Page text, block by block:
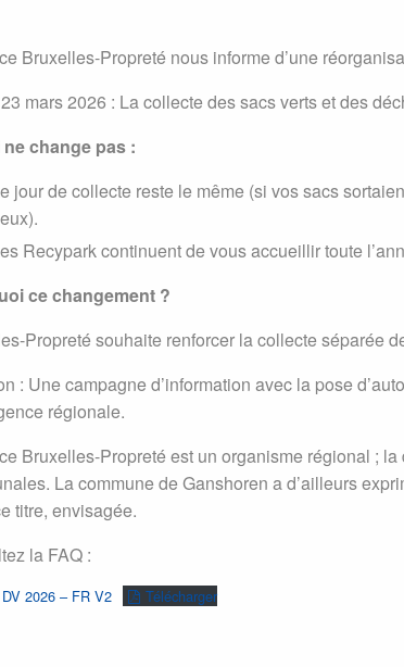
Bruxelles-Propreté nous informe d’une
mars 2026 : La collecte des sacs verts et des
change pas :
jour de collecte reste le même (si vos sacs
Recypark continuent de vous accueillir toute
ce changement ?
Propreté souhaite renforcer la collecte séparée
: Une campagne d’information avec la pose
régionale.
Bruxelles-Propreté est un organisme régional ;
La commune de Ganshoren a d’ailleurs
titre, envisagée.
la FAQ :
2026 – FR V2 Télécharger